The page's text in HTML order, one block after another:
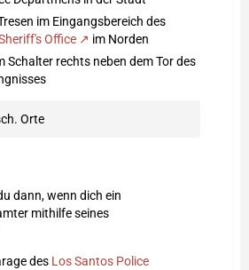
im Eingangsbereich des
Office
im Norden
Schalter rechts neben dem Tor des
Orte
dann, wenn dich ein
mithilfe seines
des Los Santos Police